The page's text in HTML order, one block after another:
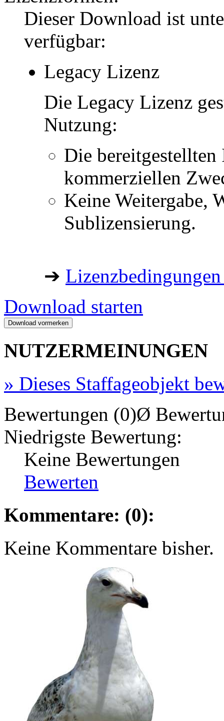
Dieser Download ist
verfügbar:
Legacy Lizenz
Die Legacy Lizenz
Nutzung:
Die
kommerziellen
Keine Weitergabe,
Sublizensierung.
➔
Download starten
NUTZERMEINUNGEN
» Dieses Staffageobjekt
Bewertungen (0)Ø
Niedrigste Bewertung:
Keine Bewertungen
Bewerten
Kommentare: (0):
Keine Kommentare bisher.